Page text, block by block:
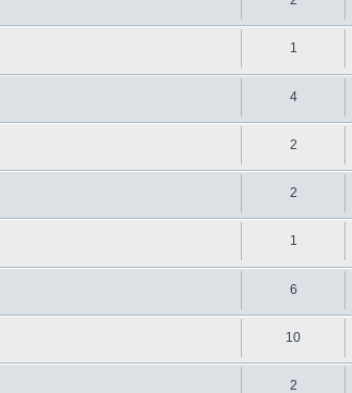
1
4
2
2
1
6
10
2